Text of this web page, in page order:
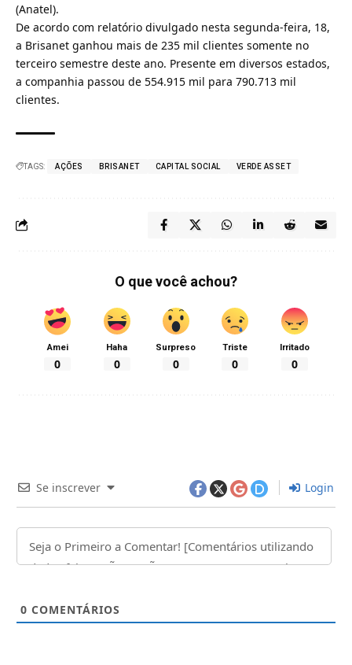
(Anatel).
De acordo com relatório divulgado nesta segunda-feira, 18,
a Brisanet ganhou mais de 235 mil clientes somente no
terceiro semestre deste ano. Presente em diversos estados,
a companhia passou de 554.915 mil para 790.713 mil
clientes.
TAGS: AÇÕES BRISANET CAPITAL SOCIAL VERDE ASSET
O que você achou?
Amei
0
Haha
0
Surpreso
0
Triste
0
Irritado
0
Se inscrever Login
0 COMENTÁRIOS